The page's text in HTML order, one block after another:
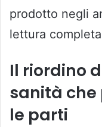
prodotto negli
lettura
Il riordino
sanità
le parti